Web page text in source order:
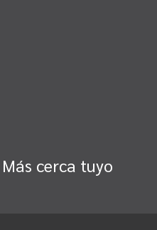
Más cerca tuyo